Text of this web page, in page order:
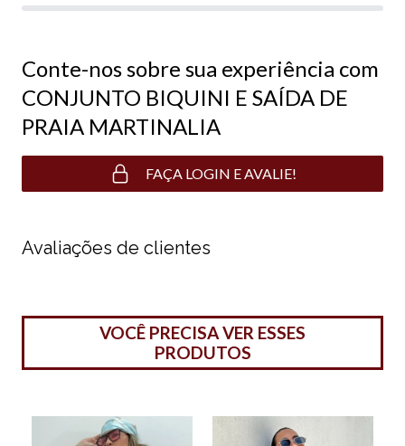
Conte-nos sobre sua experiência com
CONJUNTO BIQUINI E SAÍDA DE
PRAIA MARTINALIA
FAÇA LOGIN E AVALIE!
Avaliações de clientes
VOCÊ PRECISA VER ESSES
PRODUTOS